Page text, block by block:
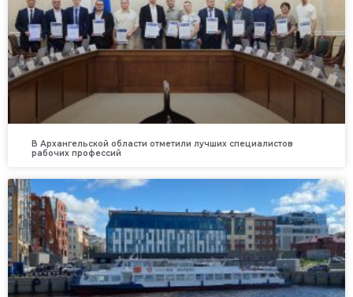
В Архангельской области отметили лучших специалистов
рабочих профессий